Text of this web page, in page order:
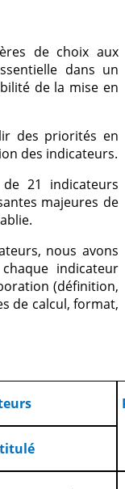
de choix aux
dans un
de la mise en
des priorités en
des indicateurs.
21 indicateurs
majeures de
nous avons
indicateur
(définition,
de calcul, format,